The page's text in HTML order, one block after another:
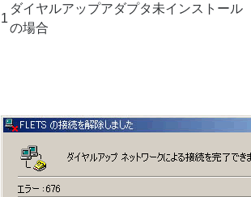
1
ダイヤルアップアダプタ未インストール
の場合